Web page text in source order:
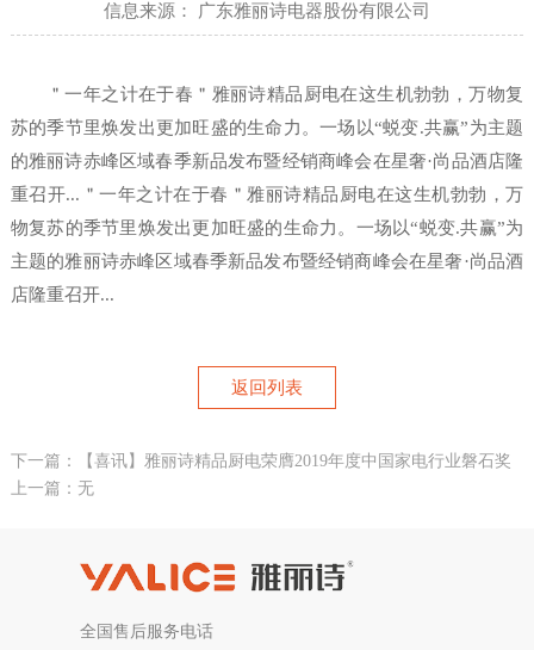
信息来源： 广东雅丽诗电器股份有限公司
＂一年之计在于春＂雅丽诗精品厨电在这生机勃勃，万物复
苏的季节里焕发出更加旺盛的生命力。一场以“蜕变.共赢”为主题
的雅丽诗赤峰区域春季新品发布暨经销商峰会在星奢·尚品酒店隆
重召开...＂一年之计在于春＂雅丽诗精品厨电在这生机勃勃，万
物复苏的季节里焕发出更加旺盛的生命力。一场以“蜕变.共赢”为
主题的雅丽诗赤峰区域春季新品发布暨经销商峰会在星奢·尚品酒
店隆重召开...
返回列表
下一篇：【喜讯】雅丽诗精品厨电荣膺2019年度中国家电行业磐石奖
上一篇：无
全国售后服务电话